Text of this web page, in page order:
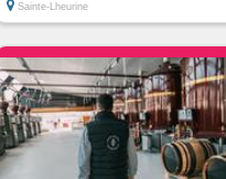
Sainte-Lheurine